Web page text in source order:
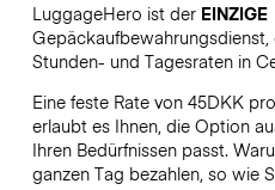
LuggageHero ist der EINZIGE
Stunden- und Tagesraten in
Eine feste Rate von 45DKK
erlaubt es Ihnen, die Option
Ihren Bedürfnissen passt.
ganzen Tag bezahlen, so wie